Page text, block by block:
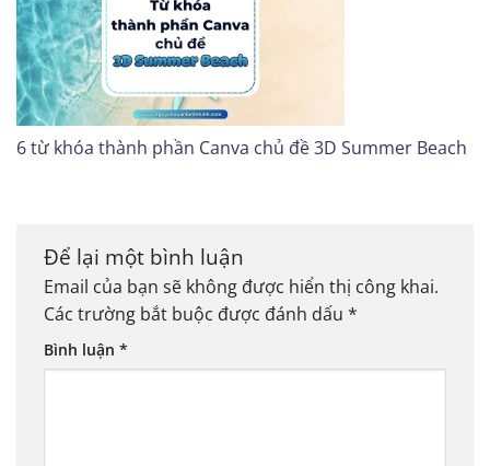
6 từ khóa thành phần Canva chủ đề 3D Summer Beach
Để lại một bình luận
Email của bạn sẽ không được hiển thị công khai.
Các trường bắt buộc được đánh dấu *
Bình luận *